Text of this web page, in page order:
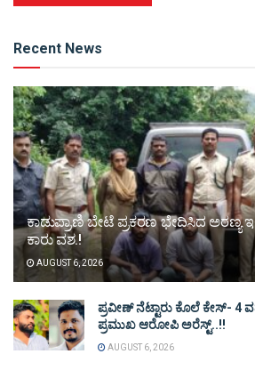
Recent News
ಕಾಡುಪ್ರಾಣಿ ಬೇಟೆ ಪ್ರಕರಣ ಭೇದಿಸಿದ
ಕಾರು ವಶ.!
AUGUST 6, 2026
ಪ್ರವೀಣ್ ನೆಟ್ಟಾರು ಕೊಲೆ ಕೇಸ್‌- 4
ಪ್ರಮುಖ ಆರೋಪಿ ಅರೆಸ್ಟ್‌..!!
AUGUST 6, 2026